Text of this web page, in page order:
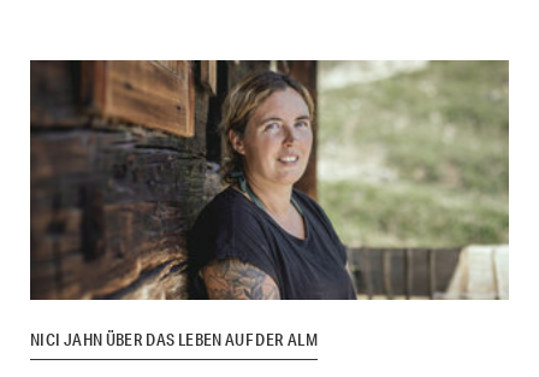
NICI JAHN ÜBER DAS LEBEN AUF DER ALM